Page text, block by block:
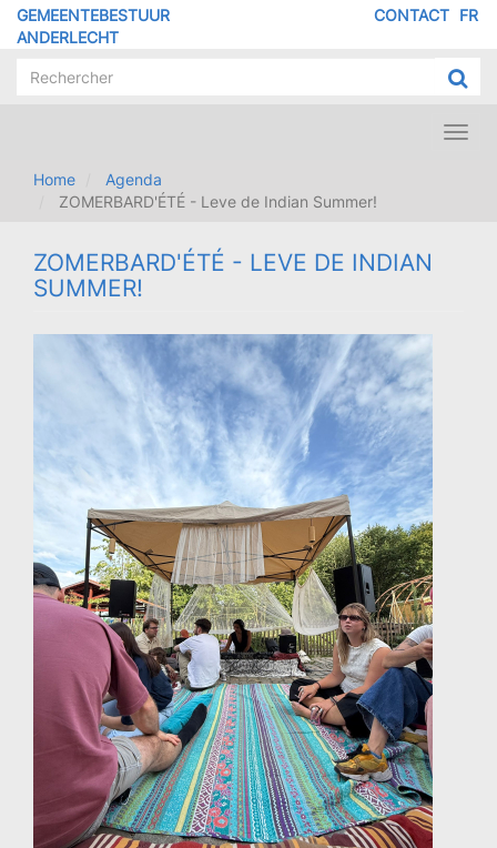
Overslaan
GEMEENTEBESTUUR
ANDERLECHT
FR
CONTACT
Home
Agenda
ZOMERBARD'ÉTÉ - Leve de Indian Summer!
ZOMERBARD'ÉTÉ - LEVE DE INDIAN
SUMMER!